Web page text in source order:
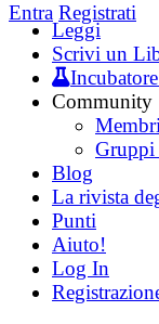
Entra Registrati
Leggi
Scrivi un
Community
Membri
Gruppi
Blog
La rivista
Punti
Aiuto!
Log In